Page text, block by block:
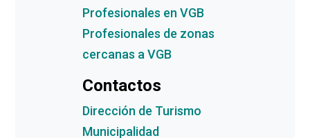
Profesionales en VGB
Profesionales de zonas
cercanas a VGB
Contactos
Dirección de Turismo
Municipalidad